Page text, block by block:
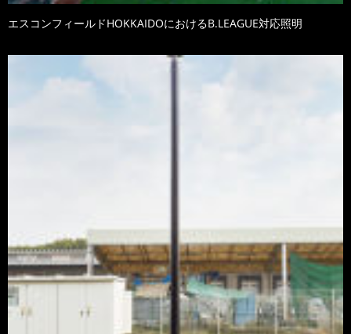
エスコンフィールドHOKKAIDOにおけるB.LEAGUE対応照明